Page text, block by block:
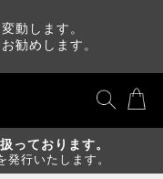
動します。
勧めします。
っております。
行いたします。